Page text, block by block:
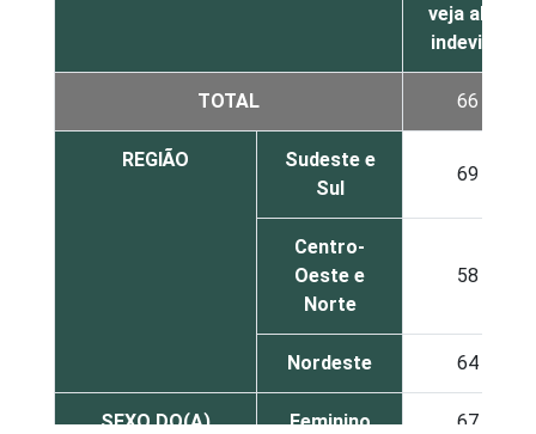
veja algo
indevido
TOTAL 66
REGIÃO
Sudeste e
Sul
69
Centro-
Oeste e
Norte
58
Nordeste 64
SEXO DO(A)
Feminino 67